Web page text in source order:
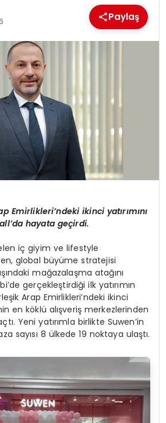
Paylaş
Emirlikleri’ndekiikinci yatırımını
hayata geçirdi.
iç giyim ve lifestyle
, global büyüme stratejisi
mağazalaşma atağını
gerçekleştirdiği ilk yatırımın
Arap Emirlikleri’ndeki ikinci
en köklü alışveriş merkezlerinden
Yeni yatırımla birlikte Suwen’in
sayısı 8 ülkede 19 noktaya ulaştı.